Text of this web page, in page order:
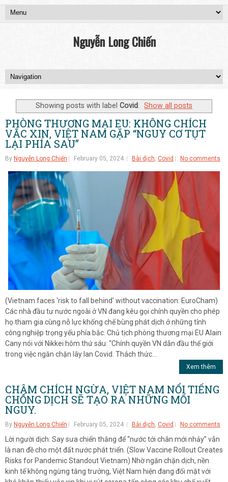
Nguyễn Long Chiến
Showing posts with label Covid. Show all posts
PHÒNG THƯƠNG MẠI EU: KHÔNG CHÍCH
VẮC XIN, VIỆT NAM GẶP “NGUY CƠ TỤT
LẠI PHÍA SAU”
By Nguyễn Long Chiến February 05, 2024 Bài dịch Covid No comments
(Vietnam faces 'risk to fall behind' without vaccination: EuroCham)
Các nhà đầu tư nước ngoài ở VN đang kêu gọi chính quyền cho phép
họ tham gia cùng nỗ lực khống chế bùng phát dịch ở những tỉnh
công nghiệp trọng yếu phía bắc. Chủ tịch phòng thương mại EU Alain
Cany nói với Nikkei hôm thứ sáu: “Chính quyền VN dẫn đầu thế giới
trong việc ngăn chặn lây lan Covid. Thách thức...
Xem thêm
CHẬM CHÍCH NGỪA, VIỆT NAM NỔI TIẾNG
CHỐNG DỊCH SẼ TẠO RA NHỮNG MỐI
NGUY.
By Nguyễn Long Chiến February 05, 2024 Bài dịch, Covid No comments
Lời người dịch: Say sưa chiến thắng để “nước tới chân mới nhảy” vẫn
là nan đề cho một đất nước phát triển. (Slow Vaccine Rollout Creates
Risks for Pandemic Standout Vietnam) Nhờ ngăn chặn dịch, nền
kinh tế không ngừng tăng trưởng, Việt Nam hiện đang đối mặt với